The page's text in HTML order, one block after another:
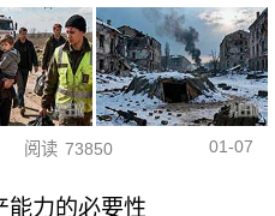
阅读 73850 01-07
能力的必要性